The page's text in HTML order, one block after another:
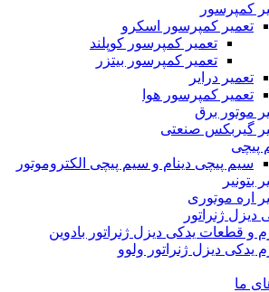
کمپرسور
تعمیر کمپرسور اسکرو
تعمیر کمپرسور کوپلند
تعمیر کمپرسور بیتزر
تعمیر درایر
تعمیر کمپرسور هوا
موتور برق
گیربکس صنعتی
پیچی
سیم پیچی دینام و سیم پیچی الکتروموتور
بتونیر
اره موتوری
دیزل ژنراتور
و قطعات یدکی دیزل ژنراتور بادوین
یدکی دیزل ژنراتور ولوو
ما